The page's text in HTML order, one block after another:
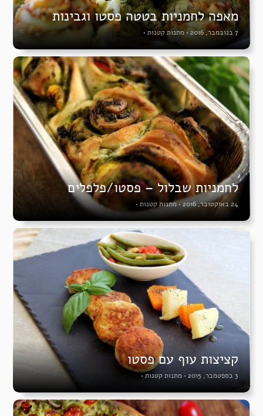
מאפה לחמניות בטטה פסטו וגבינות
7 בנובמבר, 2016 • מתנות קטנות •
לחמניות שבלול – פסטו/פלפלים
24 באוקטובר, 2016 •מתנות קטנות •
קציצות עוף עם פסטו
3 בספטמבר, 2015 • מתנות קטנות•